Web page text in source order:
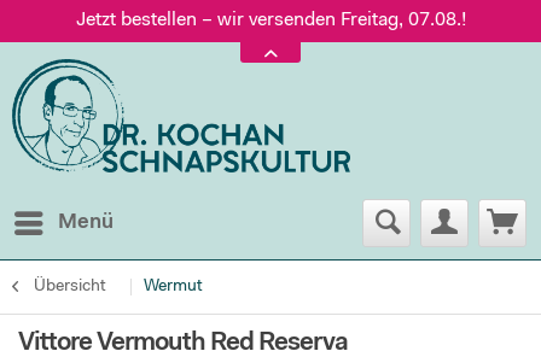
Jetzt bestellen – wir versenden Freitag, 07.08.!
Versand nur 5,60 €, gratis ab 95 € Warenwert
Jetzt bestellen – wir versenden Freitag, 07.08.!
Menü
Übersicht Wermut
Vittore Vermouth Red Reserva